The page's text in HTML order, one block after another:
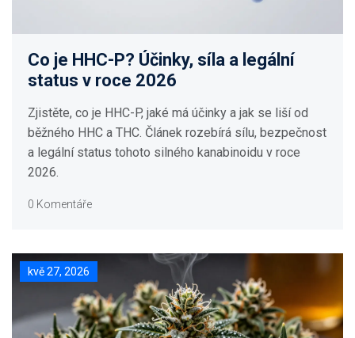
Co je HHC-P? Účinky, síla a legální
status v roce 2026
Zjistěte, co je HHC-P, jaké má účinky a jak se liší od
běžného HHC a THC. Článek rozebírá sílu, bezpečnost
a legální status tohoto silného kanabinoidu v roce
2026.
0 Komentáře
kvě 27, 2026